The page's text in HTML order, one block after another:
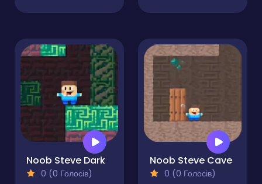
Noob Steve Dark
0 (0 Голосів)
Noob Steve Cave
0 (0 Голосів)